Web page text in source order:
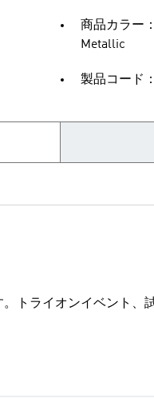
商品カラー
Metallic
製品コード
トライオンイベント、